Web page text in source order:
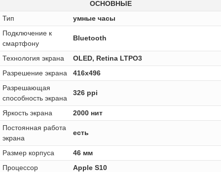
ОСНОВНЫЕ
Тип
умные часы
Подключение к
смартфону
Bluetooth
Технология экрана
OLED, Retina LTPO3
Разрешение экрана
416x496
Разрешающая
способность экрана
326 ppi
Яркость экрана
2000 нит
Постоянная работа
экрана
есть
Размер корпуса
46 мм
Процессор
Apple S10